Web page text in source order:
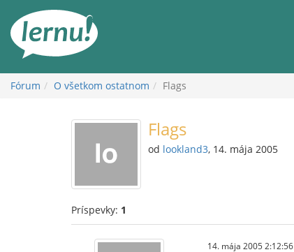
obsah
Fórum O všetkom ostatnom Flags
Flags
od lookland3, 14. mája 2005
Príspevky: 1
14. mája 2005 2:12:56